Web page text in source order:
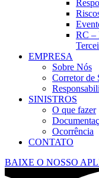
RC –
EMPRESA
Sobre Nós
Corretor de
SINISTROS
O que fazer
Ocorrência
CONTATO
BAIXE O NOSSO